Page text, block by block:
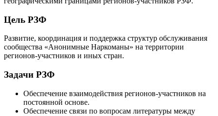
Цель РЗФ
Развитие, координация и поддержка структур обслуживания
сообщества «Анонимные Наркоманы» на территории
регионов-участников и иных стран.
Задачи РЗФ
Обеспечение взаимодействия регионов-участников на
постоянной основе.
Обеспечение связи по вопросам литературы между